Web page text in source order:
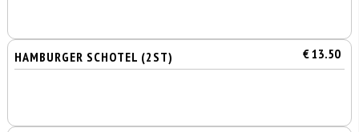
HAMBURGER SCHOTEL (2ST) € 13.50